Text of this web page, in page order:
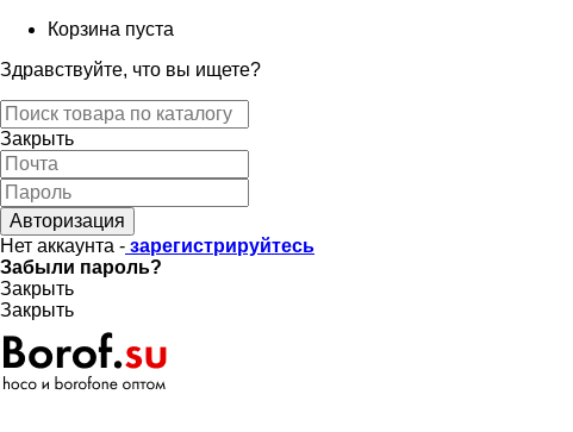
Корзина пуста
Здравствуйте, что вы ищете?
Закрыть
Авторизация
Нет аккаунта - зарегистрируйтесь
Забыли пароль?
Закрыть
Закрыть